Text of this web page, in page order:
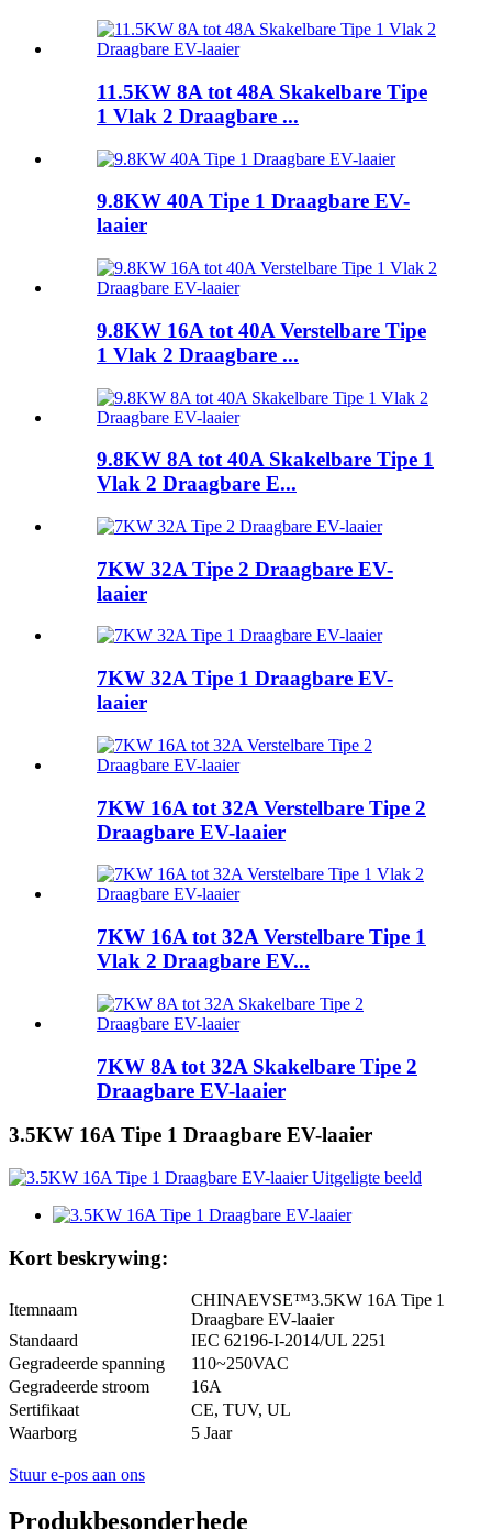
11.5KW 8A tot 48A Skakelbare Tipe
1 Vlak 2 Draagbare ...
9.8KW 40A Tipe 1 Draagbare EV-
laaier
9.8KW 16A tot 40A Verstelbare Tipe
1 Vlak 2 Draagbare ...
9.8KW 8A tot 40A Skakelbare Tipe 1
Vlak 2 Draagbare E...
7KW 32A Tipe 2 Draagbare EV-
laaier
7KW 32A Tipe 1 Draagbare EV-
laaier
7KW 16A tot 32A Verstelbare Tipe 2
Draagbare EV-laaier
7KW 16A tot 32A Verstelbare Tipe 1
Vlak 2 Draagbare EV...
7KW 8A tot 32A Skakelbare Tipe 2
Draagbare EV-laaier
3.5KW 16A Tipe 1 Draagbare EV-laaier
Kort beskrywing:
Itemnaam
CHINAEVSE™️3.5KW 16A Tipe 1
Draagbare EV-laaier
Standaard
IEC 62196-I-2014/UL 2251
Gegradeerde spanning
110~250VAC
Gegradeerde stroom
16A
Sertifikaat
CE, TUV, UL
Waarborg
5 Jaar
Stuur e-pos aan ons
Produkbesonderhede